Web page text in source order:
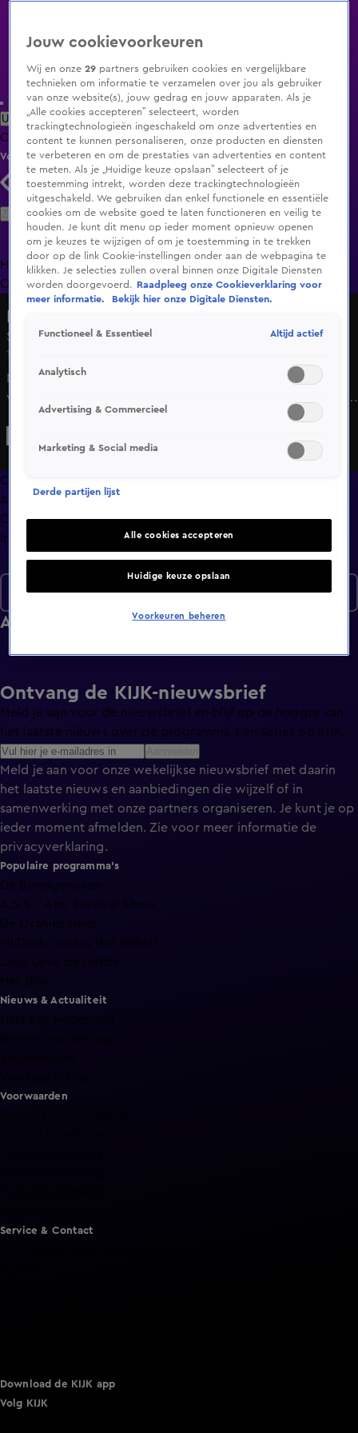
Uitzending Gemist Populaire programma's Zenders Genres
ClipsFilmsRadioSmart TV inlogShop
Volg KIJK
Zoeken
HomeUitzending Gemist Programma's De Bondgenoten
OranjezomerLivestreamsShop
Seizoen 8, aflevering 2
18 nov 2023, 16:00
Na een mislukte eerste poging, neemt Bilal deze keer zijn
vriend Iliass mee voor revanche in Het Jachtseizoen. Lukt
het de boys om tijdens de hardcore versie twee uur uit
Overzicht
Afleveringen
Clips
Info
Afleveringen
Seizoen 8
Ontvang de KIJK-nieuwsbrief
Meld je aan voor de nieuwsbrief en blijf op de hoogte van
het laatste nieuws over de programma’s en series op KIJK.
Meld je aan voor onze wekelijkse nieuwsbrief met daarin
het laatste nieuws en aanbiedingen die wijzelf of in
samenwerking met onze partners organiseren. Je kunt je op
ieder moment afmelden. Zie voor meer informatie de
privacyverklaring.
Populaire programma's
De Bondgenoten
A.S.S. - Anti Survival Show
De Oranjezomer
Mi Dushi: wat is dan liefde?
Lang Leve de Liefde
Nieuws & Actualiteit
Voorwaarden
Service & Contact
Download de KIJK app
Volg KIJK
Jouw cookievoorkeuren
Wij en onze29 partners gebruiken cookies en vergelijkbare
technieken om informatie te verzamelen over jou als gebruiker
van onze website(s), jouw gedrag en jouw apparaten. Als je
„Alle cookies accepteren” selecteert, worden
trackingtechnologieën ingeschakeld om onze advertenties en
content te kunnen personaliseren, onze producten en diensten
te verbeteren en om de prestaties van advertenties en content
te meten. Als je „Huidige keuze opslaan” selecteert of je
toestemming intrekt, worden deze trackingtechnologieën
uitgeschakeld. We gebruiken dan enkel functionele en essentiële
cookies om de website goed te laten functioneren en veilig te
houden. Je kunt dit menu op ieder moment opnieuw openen
om je keuzes te wijzigen of om je toestemming in te trekken
door op de link Cookie-instellingen onder aan de webpagina te
klikken. Je selecties zullen overal binnen onze Digitale Diensten
worden doorgevoerd.
Raadpleeg onze Cookieverklaring voor
meer informatie.
Bekijk hier onze Digitale Diensten.
Functioneel & Essentieel Altijd actief
Analytisch
Advertising & Commercieel
Marketing & Social media
Derde partijen lijst
Alle cookies accepteren
Huidige keuze opslaan
Voorkeuren beheren